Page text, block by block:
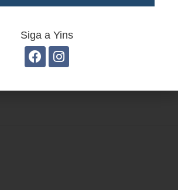
Estojo Juvenil YS27106
Siga a Yins